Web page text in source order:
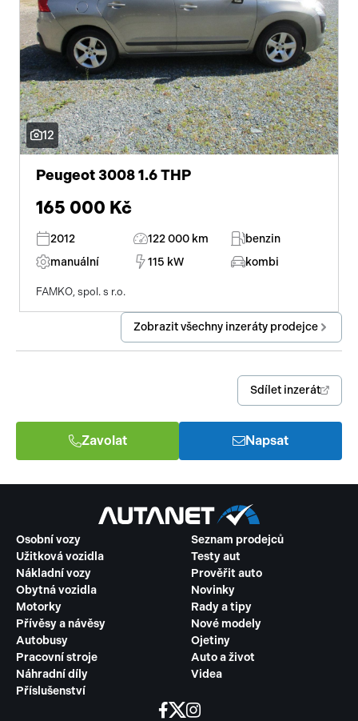
12
Peugeot 3008 1.6 THP
165 000 Kč
2012 122 000 km
benzin
manuální
115 kW kombi
FAMKO, spol. s r.o.
Zobrazit všechny inzeráty prodejce
Sdílet inzerát
Zavolat Napsat
Osobní vozy
Užitková vozidla
Nákladní vozy
Obytná vozidla
Motorky
Přívěsy a návěsy
Autobusy
Pracovní stroje
Náhradní díly
Příslušenství
Seznam prodejců
Testy aut
Prověřit auto
Novinky
Rady a tipy
Nové modely
Ojetiny
Auto a život
Videa